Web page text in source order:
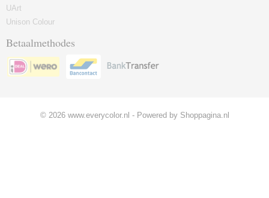
UArt
Unison Colour
Betaalmethodes
© 2026 www.everycolor.nl - Powered by Shoppagina.nl